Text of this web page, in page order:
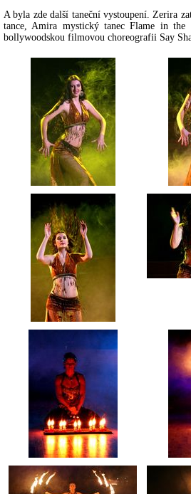
A byla zde další taneční vystoupení. Zerira
tance, Amira mystický tanec Flame in the
bollywoodskou filmovou choreografii Say